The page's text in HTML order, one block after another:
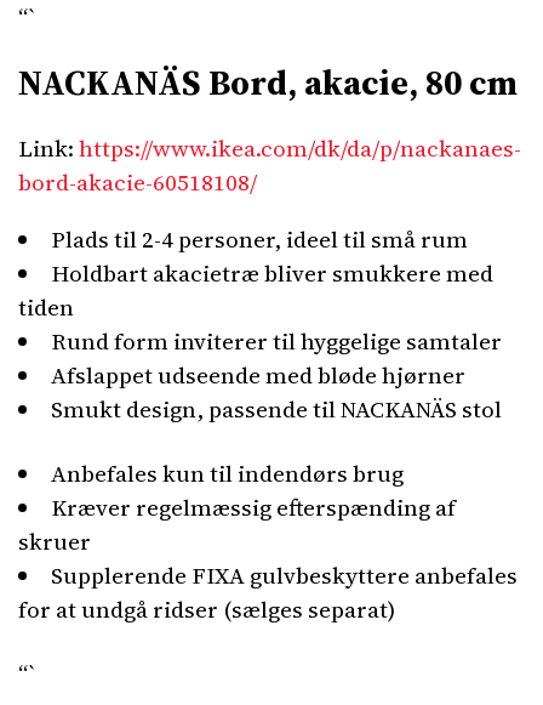
“`
NACKANÄS Bord, akacie, 80 cm
Link:https://www.ikea.com/dk/da/p/nackanaes-
bord-akacie-60518108/
Plads til 2-4 personer, ideel til små rum
Holdbart akacietræ bliver smukkere med
tiden
Rund form inviterer til hyggelige samtaler
Afslappet udseende med bløde hjørner
Smukt design, passende til NACKANÄS stol
Anbefales kun til indendørs brug
Kræver regelmæssig efterspænding af
skruer
Supplerende FIXA gulvbeskyttere anbefales
for at undgå ridser (sælges separat)
“`